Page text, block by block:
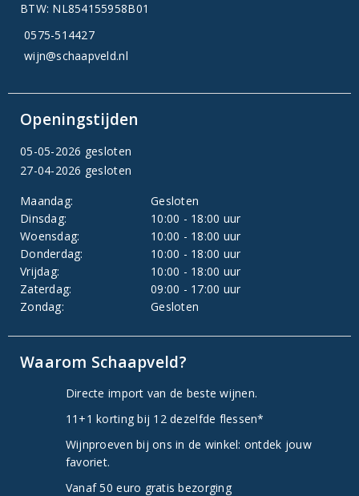
BTW: NL854155958B01
0575-514427
wijn@schaapveld.nl
Openingstijden
05-05-2026 gesloten
27-04-2026 gesloten
Maandag:
Gesloten
Dinsdag:
10:00 - 18:00 uur
Woensdag:
10:00 - 18:00 uur
Donderdag:
10:00 - 18:00 uur
Vrijdag:
10:00 - 18:00 uur
Zaterdag:
09:00 - 17:00 uur
Zondag:
Gesloten
Waarom Schaapveld?
Directe import van de beste wijnen.
11+1 korting bij 12 dezelfde flessen*
Wijnproeven bij ons in de winkel: ontdek jouw
favoriet.
Vanaf 50 euro gratis bezorging